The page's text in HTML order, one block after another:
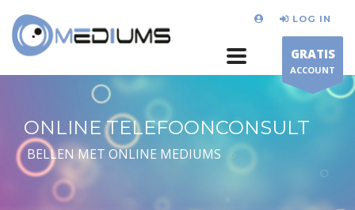
LOG IN
GRATIS
ACCOUNT
ONLINE TELEFOONCONSULT
BELLEN MET ONLINE MEDIUMS